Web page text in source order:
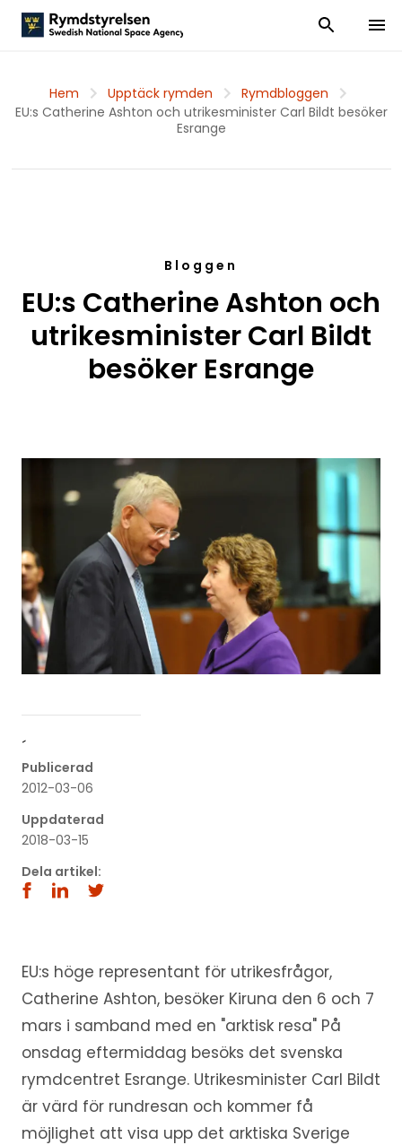
Visa och dölj
Visa
Hem Upptäck rymden
Rymdbloggen
EU:s Catherine Ashton och utrikesminister Carl Bildt besöker
Esrange
Bloggen
EU:s Catherine Ashton och
utrikesminister Carl Bildt
besöker Esrange
´
Publicerad
2012-03-06
Uppdaterad
2018-03-15
Dela artikel:
EU:s höge representant för utrikesfrågor,
Catherine Ashton, besöker Kiruna den 6 och 7
mars i samband med en "arktisk resa" På
onsdag eftermiddag besöks det svenska
rymdcentret Esrange. Utrikesminister Carl Bildt
är värd för rundresan och kommer få
möjlighet att visa upp det arktiska Sverige